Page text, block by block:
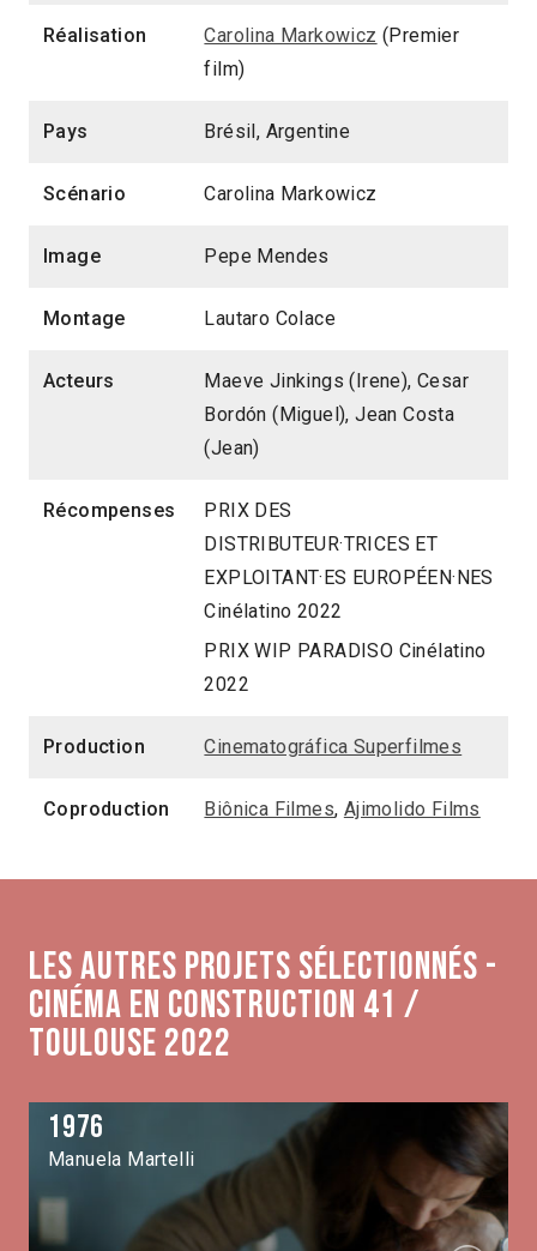
Réalisation Carolina Markowicz (Premier
film)
Pays Brésil, Argentine
Scénario Carolina Markowicz
Image Pepe Mendes
Montage Lautaro Colace
Acteurs
Maeve Jinkings (Irene), Cesar
Bordón (Miguel), Jean Costa
(Jean)
Récompenses
PRIX DES
DISTRIBUTEUR·TRICES ET
EXPLOITANT·ES EUROPÉEN·NES
Cinélatino 2022
PRIX WIP PARADISO Cinélatino
2022
Production Cinematográfica Superfilmes
Coproduction Biônica Filmes, Ajimolido Films
Les autres projets sélectionnés -
Cinéma en construction 41 /
Toulouse 2022
1976
Manuela Martelli